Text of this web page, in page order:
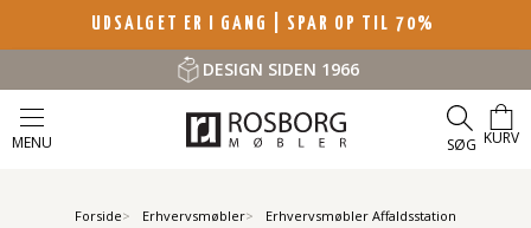
UDSALGET ER I GANG | SPAR OP TIL 70%
DESIGN SIDEN 1966
MENU SØG KURV
Forside Erhvervsmøbler
Erhvervsmøbler Affaldsstation